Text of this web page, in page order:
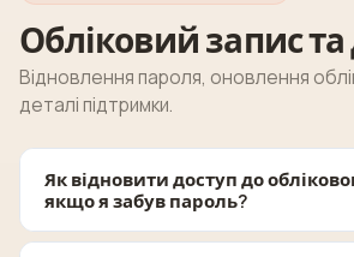
Обліковий запис та
Відновлення пароля, оновлення
деталі підтримки.
Як відновити доступ до
якщо я забув пароль?